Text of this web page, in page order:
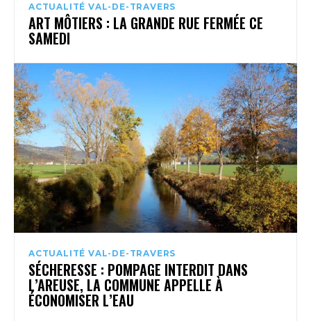
ACTUALITÉ VAL-DE-TRAVERS
ART MÔTIERS : LA GRANDE RUE FERMÉE CE
SAMEDI
ACTUALITÉ VAL-DE-TRAVERS
SÉCHERESSE : POMPAGE INTERDIT DANS
L’AREUSE, LA COMMUNE APPELLE À
ÉCONOMISER L’EAU